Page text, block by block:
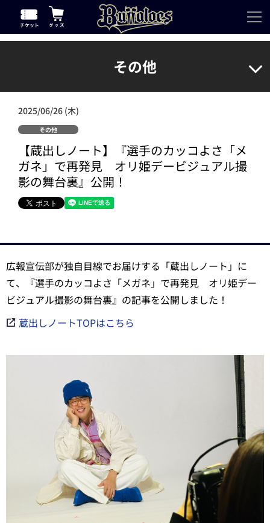
その他
2025/06/26 (木)
その他
【蔵出しノート】『選手のカッコよさ「メ
ガネ」で再発見 オリ姫デービジュアル撮
影の舞台裏』公開！
広報宣伝部が独自目線でお届けする「蔵出しノート」に
て、『選手のカッコよさ「メガネ」で再発見 オリ姫デー
ビジュアル撮影の舞台裏』の記事を公開しました！
蔵出しノートTOPはこちら